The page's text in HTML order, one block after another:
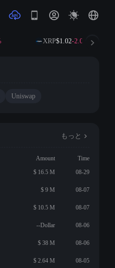
XRP$1.02-2.01%
Uniswap
もっと
Amount
Time
$ 16.5 M 08-29
$ 9 M 08-07
$ 10.5 M 08-07
--Dollar 08-06
$ 38 M 08-06
$ 2.64 M 08-05